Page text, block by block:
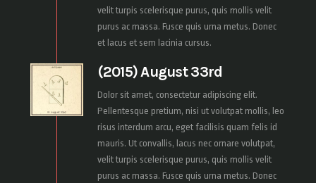
velit turpis scelerisque purus, quis mollis velit
purus ac massa. Fusce quis urna metus. Donec
et lacus et sem lacinia cursus.
(2015) August 33rd
Dolor sit amet, consectetur adipiscing elit.
Pellentesque pretium, nisi ut volutpat mollis, leo
risus interdum arcu, eget facilisis quam felis id
mauris. Ut convallis, lacus nec ornare volutpat,
velit turpis scelerisque purus, quis mollis velit
purus ac massa. Fusce quis urna metus. Donec